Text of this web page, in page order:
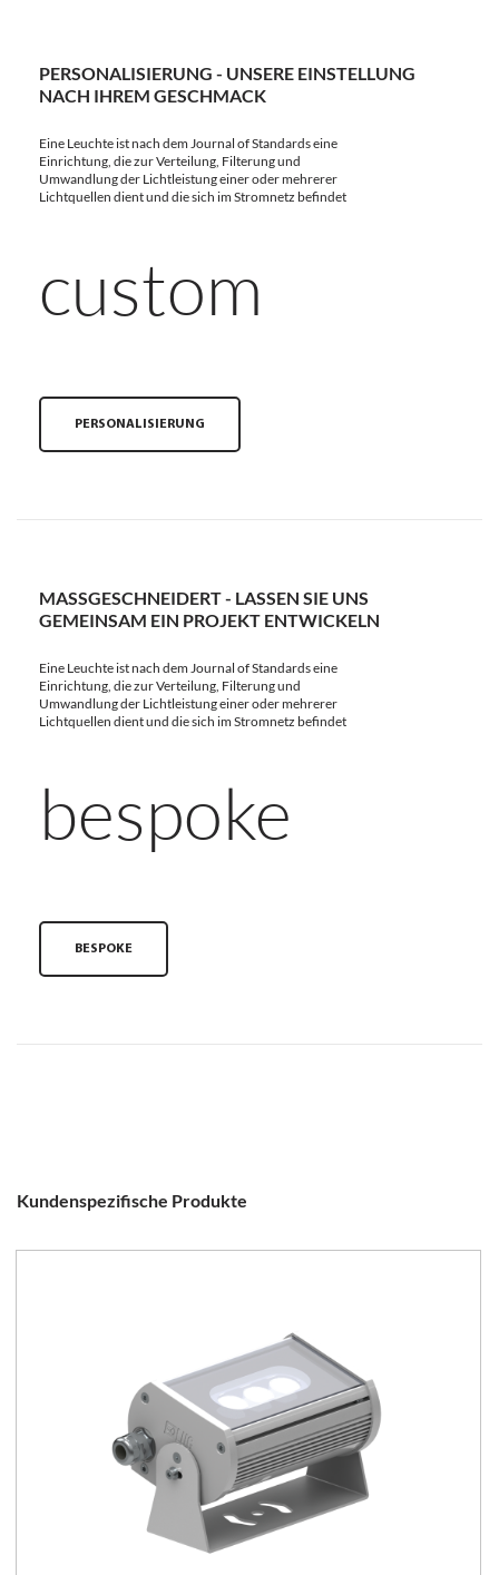
PERSONALISIERUNG - UNSERE EINSTELLUNG
NACH IHREM GESCHMACK
Eine Leuchte ist nach dem Journal of Standards eine
Einrichtung, die zur Verteilung, Filterung und
Umwandlung der Lichtleistung einer oder mehrerer
Lichtquellen dient und die sich im Stromnetz befindet
custom
PERSONALISIERUNG
MASSGESCHNEIDERT - LASSEN SIE UNS G
EMEINSAM EIN PROJEKT ENTWICKELN
Eine Leuchte ist nach dem Journal of Standards eine
Einrichtung, die zur Verteilung, Filterung und
Umwandlung der Lichtleistung einer oder mehrerer
Lichtquellen dient und die sich im Stromnetz befindet
bespoke
BESPOKE
Kundenspezifische Produkte